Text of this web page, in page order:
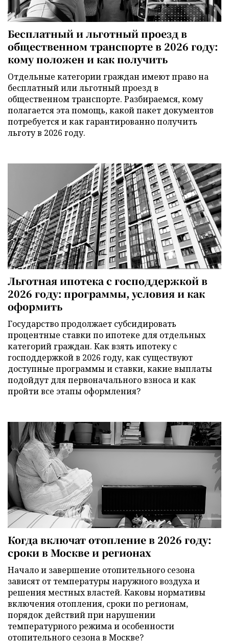
Бесплатный и льготный проезд в
общественном транспорте в 2026 году:
кому положен и как получить
Отдельные категории граждан имеют право на
бесплатный или льготный проезд в
общественном транспорте. Разбираемся, кому
полагается эта помощь, какой пакет документов
потребуется и как гарантированно получить
льготу в 2026 году.
Льготная ипотека с господдержкой в
2026 году: программы, условия и как
оформить
Государство продолжает субсидировать
процентные ставки по ипотеке для отдельных
категорий граждан. Как взять ипотеку с
господдержкой в 2026 году, как существуют
доступные программы и ставки, какие выплаты
подойдут для первоначального взноса и как
пройти все этапы оформления?
Когда включат отопление в 2026 году:
сроки в Москве и регионах
Начало и завершение отопительного сезона
зависят от температуры наружного воздуха и
решения местных властей. Каковы нормативы
включения отопления, сроки по регионам,
порядок действий при нарушении
температурного режима и особенности
отопительного сезона в Москве?